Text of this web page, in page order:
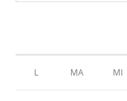
L MA MI